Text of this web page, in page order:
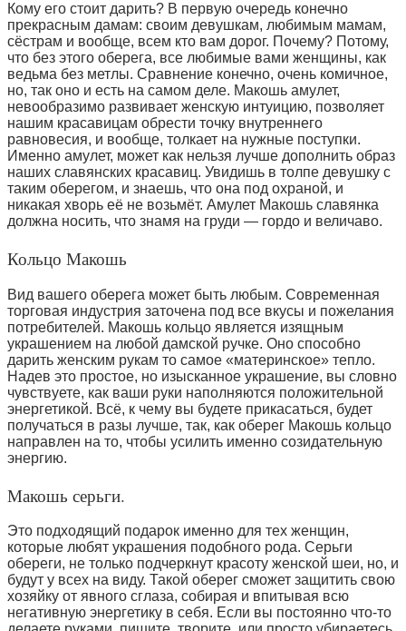
Кому его стоит дарить? В первую очередь конечно
прекрасным дамам: своим девушкам, любимым мамам,
сёстрам и вообще, всем кто вам дорог. Почему? Потому,
что без этого оберега, все любимые вами женщины, как
ведьма без метлы. Сравнение конечно, очень комичное,
но, так оно и есть на самом деле. Макошь амулет,
невообразимо развивает женскую интуицию, позволяет
нашим красавицам обрести точку внутреннего
равновесия, и вообще, толкает на нужные поступки.
Именно амулет, может как нельзя лучше дополнить образ
наших славянских красавиц. Увидишь в толпе девушку с
таким оберегом, и знаешь, что она под охраной, и
никакая хворь её не возьмёт. Амулет Макошь славянка
должна носить, что знамя на груди — гордо и величаво.
Кольцо Макошь
Вид вашего оберега может быть любым. Современная
торговая индустрия заточена под все вкусы и пожелания
потребителей. Макошь кольцо является изящным
украшением на любой дамской ручке. Оно способно
дарить женским рукам то самое «материнское» тепло.
Надев это простое, но изысканное украшение, вы словно
чувствуете, как ваши руки наполняются положительной
энергетикой. Всё, к чему вы будете прикасаться, будет
получаться в разы лучше, так, как оберег Макошь кольцо
направлен на то, чтобы усилить именно созидательную
энергию.
Макошь серьги.
Это подходящий подарок именно для тех женщин,
которые любят украшения подобного рода. Серьги
обереги, не только подчеркнут красоту женской шеи, но, и
будут у всех на виду. Такой оберег сможет защитить свою
хозяйку от явного сглаза, собирая и впитывая всю
негативную энергетику в себя. Если вы постоянно что-то